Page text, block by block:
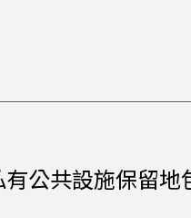
公共設施保留地